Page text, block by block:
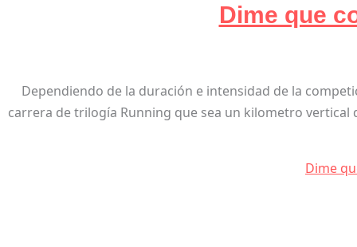
Dime que
Dependiendo de la duración e intensidad de la
carrera de trilogía Running que sea un kilometro
Dime